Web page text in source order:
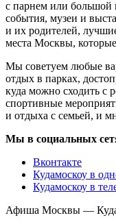
с парнем или большой
события, музеи и
и их родителей,
места Москвы, которые
Мы советуем любые
отдых в парках,
куда можно сходить с
спортивные
и отдыха с семьей, и
Мы в социальных
Вконтакте
Кудамоскоу в
Кудамоскоу в
Афиша Москвы — Куда